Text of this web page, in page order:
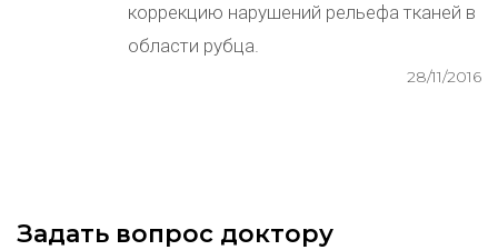
коррекцию нарушений рельефа тканей в
области рубца.
28/11/2016
Задать вопрос доктору